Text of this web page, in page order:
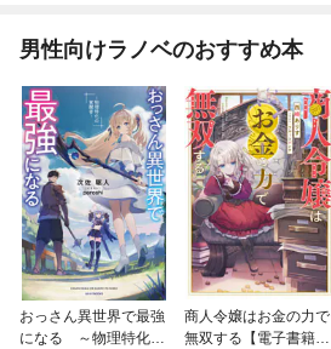
男性向けラノベのおすすめ本
おっさん異世界で最強
になる ～物理特化の
商人令嬢はお金の力で
無双する【電子書籍限